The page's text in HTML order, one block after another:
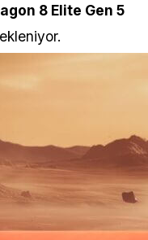
8 Elite Gen 5